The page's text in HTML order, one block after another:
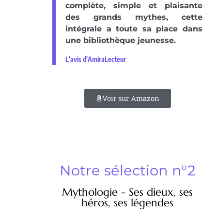
complète, simple et plaisante
des grands mythes, cette
intégrale a toute sa place dans
une bibliothèque jeunesse.
L'avis d'AmiraLecteur
Voir sur Amazon
Notre sélection n°2
Mythologie - Ses dieux, ses
héros, ses légendes